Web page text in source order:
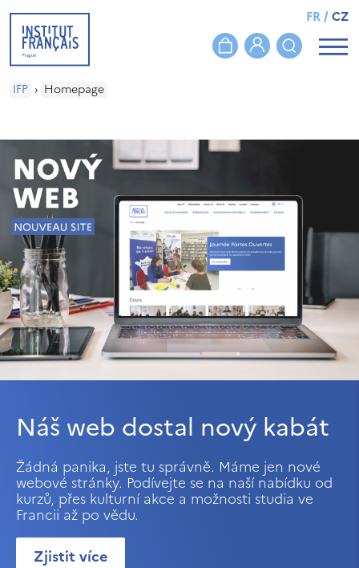
FR/CZ
IFP › Homepage
Náš web dostal nový kabát
Žádná panika, jste tu správně. Máme jen nové
webové stránky. Podívejte se na naší nabídku od
kurzů, přes kulturní akce a možnosti studia ve
Francii až po vědu.
Zjistit více